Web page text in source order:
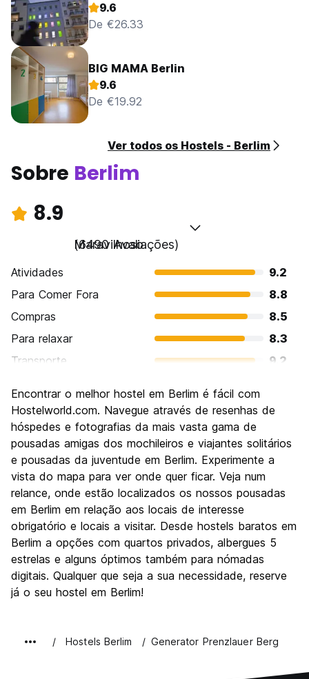
9.6
De €26.33
BIG MAMA Berlin
9.6
De €19.92
Ver todos os Hostels - Berlim
Sobre Berlim
8.9
Maravilhoso
(6490 Avaliações)
Atividades
9.2
Para Comer Fora
8.8
Compras
8.5
Para relaxar
8.3
Transporte
9.2
Cultura
9.4
Festas / vida noturna
Custo-beneficio
8.6
Encontrar o melhor hostel em Berlim é fácil com
Hostelworld.com. Navegue através de resenhas de
hóspedes e fotografias da mais vasta gama de
pousadas amigas dos mochileiros e viajantes solitários
e pousadas da juventude em Berlim. Experimente a
vista do mapa para ver onde quer ficar. Veja num
relance, onde estão localizados os nossos pousadas
em Berlim em relação aos locais de interesse
obrigatório e locais a visitar. Desde hostels baratos em
Berlim a opções com quartos privados, albergues 5
estrelas e alguns óptimos também para nómadas
digitais. Qualquer que seja a sua necessidade, reserve
já o seu hostel em Berlim!
Hostels Berlim Generator Prenzlauer Berg